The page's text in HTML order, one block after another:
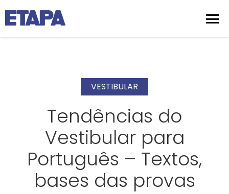
VESTIBULAR
Tendências do
Vestibular para
Português – Textos,
bases das provas